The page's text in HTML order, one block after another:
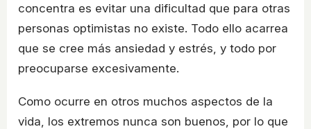
concentra es evitar una dificultad que para otras
personas optimistas no existe. Todo ello acarrea
que se cree más ansiedad y estrés, y todo por
preocuparse excesivamente.
Como ocurre en otros muchos aspectos de la
vida, los extremos nunca son buenos, por lo que